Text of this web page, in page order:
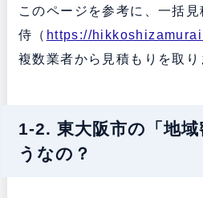
このページを参考に、一括
侍（ https://
複数業者から見積もりを取り
1-2. 東大阪市の「地
うなの？